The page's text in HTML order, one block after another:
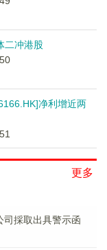
二冲港股
净利增近两
更多
司採取出具警示函